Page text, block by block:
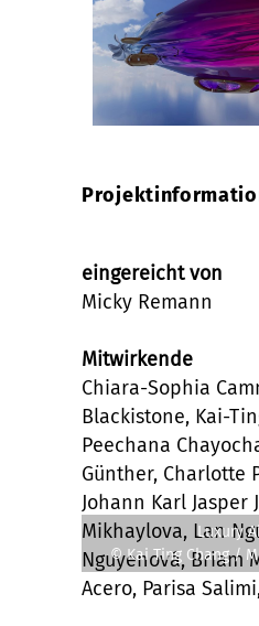
Luxury
© Kai Ting Chang /
eingereicht von
Micky Remann
Mitwirkende
Chiara-Sophia
Blackistone, Kai-
Peechana
Günther, Charlotte
Johann Karl Jasper
Mikhaylova, Lan
Nguyenová, Briam
Acero, Parisa